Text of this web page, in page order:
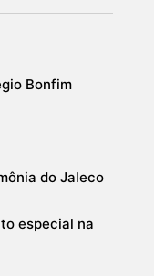
Bonfim
do Jaleco
especial na